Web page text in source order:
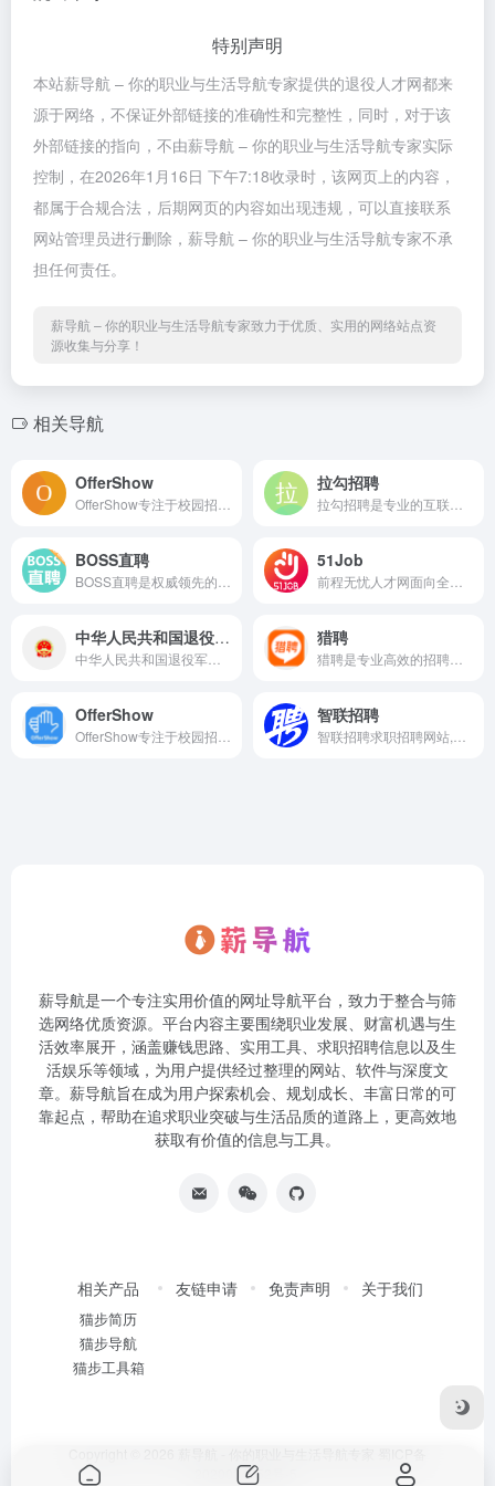
特别声明
本站薪导航 – 你的职业与生活导航专家提供的退役人才网都来
源于网络，不保证外部链接的准确性和完整性，同时，对于该
外部链接的指向，不由薪导航 – 你的职业与生活导航专家实际
控制，在2026年1月16日 下午7:18收录时，该网页上的内容，
都属于合规合法，后期网页的内容如出现违规，可以直接联系
网站管理员进行删除，薪导航 – 你的职业与生活导航专家不承
担任何责任。
薪导航 – 你的职业与生活导航专家致力于优质、实用的网络站点资
源收集与分享！
相关导航
OfferShow 拉勾招聘
BOSS直聘 51Job
中华人民共和国退役军人事务部 猎聘
OfferShow 智联招聘
薪导航是一个专注实用价值的网址导航平台，致力于整合与筛
选网络优质资源。平台内容主要围绕职业发展、财富机遇与生
活效率展开，涵盖赚钱思路、实用工具、求职招聘信息以及生
活娱乐等领域，为用户提供经过整理的网站、软件与深度文
章。薪导航旨在成为用户探索机会、规划成长、丰富日常的可
靠起点，帮助在追求职业突破与生活品质的道路上，更高效地
获取有价值的信息与工具。
相关产品
猫步简历
猫步导航
猫步工具箱
友链申请 免责声明 关于我们
2020034752号-5